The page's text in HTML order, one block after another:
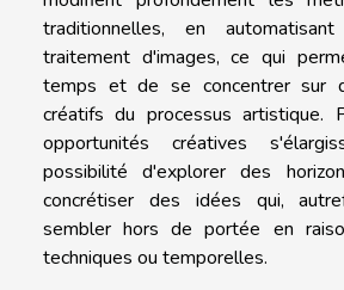
traditionnelles, en
traitement d'images, ce qui
temps et de se concentrer sur
créatifs du processus artistique.
opportunités créatives
possibilité d'explorer des
concrétiser des idées qui,
sembler hors de portée en
techniques ou temporelles.